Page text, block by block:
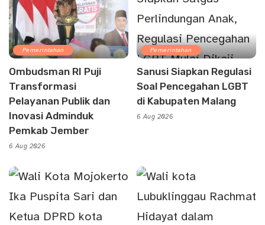
Pemerintahan
Ombudsman RI Puji
Transformasi
Pelayanan Publik dan
Inovasi Adminduk
Pemkab Jember
6 Aug 2026
Pemerintahan
Sanusi Siapkan Regulasi
Soal Pencegahan LGBT
di Kabupaten Malang
6 Aug 2026